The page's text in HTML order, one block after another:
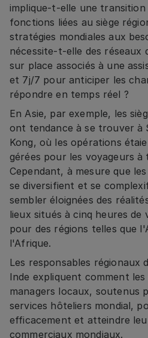
implique-t-elle une
fonctions liées au siège
stratégies mondiales aux
nécessite-t-elle des réseaux
sur place associés à une
et 7j/7 pour anticiper les
répondre en temps réel ?
En Asie, par exemple, les
ont tendance à se trouver à
Kong, où les opérations
gérées pour les voyageurs
Cependant, à mesure que
se diversifient et se
sembler éloignées des
lieux situés à cinq heures de
pour des régions telles que
l'Afrique.
Les responsables régionaux
Inde expliquent comment
managers locaux, soutenus
services hôteliers mondial,
efficacement et atteindre
commerciaux mondiaux.